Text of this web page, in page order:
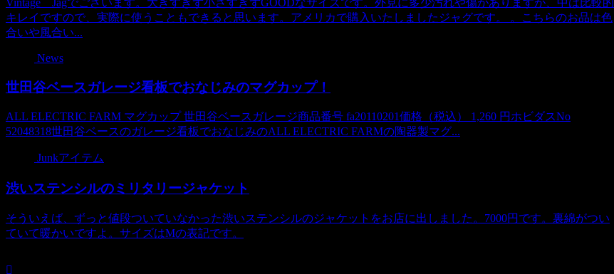
キレイですので、実際に使うこともできると思います。アメリカで購入いたしましたジャグです。 。こちらのお品は色
合いや風合い...
News
世田谷ベースガレージ看板でおなじみのマグカップ！
ALL ELECTRIC FARM マグカップ 世田谷ベースガレージ商品番号 fa20110201価格（税込） 1,260 円ホビダスNo
52048318世田谷ベースのガレージ看板でおなじみのALL ELECTRIC FARMの陶器製マグ...
Junkアイテム
渋いステンシルのミリタリージャケット
そういえば、ずっと値段ついていなかった渋いステンシルのジャケットをお店に出しました。7000円です。裏綿がつい
ていて暖かいですよ。サイズはMの表記です。